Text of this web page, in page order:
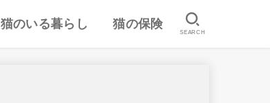
猫のいる暮らし 猫の保険
SEARCH